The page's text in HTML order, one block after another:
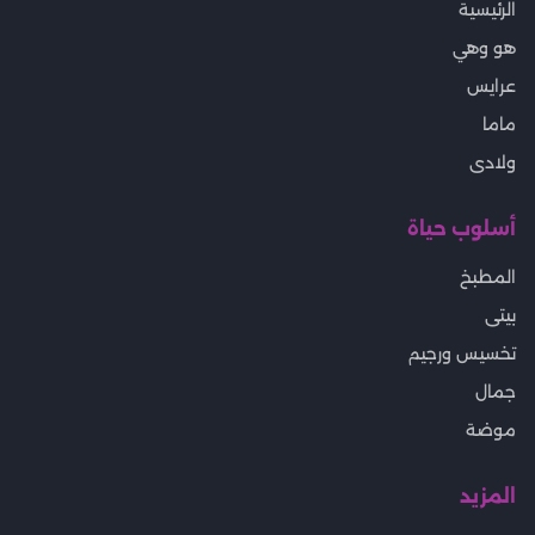
الرئيسية
هو وهي
عرايس
ماما
ولادى
أسلوب حياة
المطبخ
بيتى
تخسيس ورجيم
جمال
موضة
المزيد